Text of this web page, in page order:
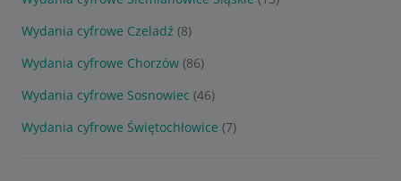
Wydania cyfrowe Czeladź (8)
Wydania cyfrowe Chorzów (86)
Wydania cyfrowe Sosnowiec (46)
Wydania cyfrowe Świętochłowice (7)